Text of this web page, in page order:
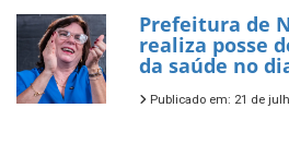
Prefeitura de
realiza posse
da saúde no
Publicado em: 21 de